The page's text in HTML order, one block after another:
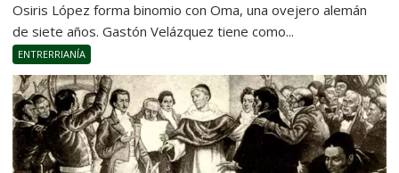
Osiris López forma binomio con Oma, una ovejero alemán
de siete años. Gastón Velázquez tiene como...
ENTRERRIANÍA